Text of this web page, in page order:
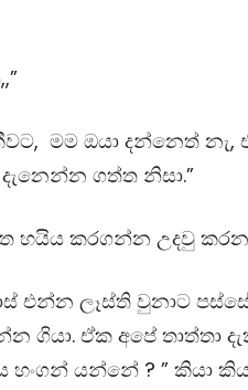
මම ඔයා දන්නෙත් නැ,
ගත්ත නිසා.”
හයිය කරගන්න උදවු
එන්න ලෑස්ති වුනාට
ගියා. ඒක අපේ තාත්තා
යන්නේ ? ” කියා